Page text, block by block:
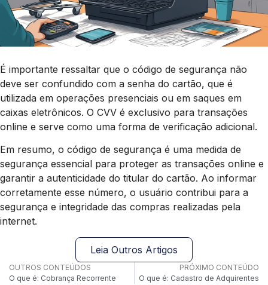
É importante ressaltar que o código de segurança não
deve ser confundido com a senha do cartão, que é
utilizada em operações presenciais ou em saques em
caixas eletrônicos. O CVV é exclusivo para transações
online e serve como uma forma de verificação adicional.
Em resumo, o código de segurança é uma medida de
segurança essencial para proteger as transações online e
garantir a autenticidade do titular do cartão. Ao informar
corretamente esse número, o usuário contribui para a
segurança e integridade das compras realizadas pela
internet.
Leia Outros Artigos
OUTROS CONTEÚDOS
O que é: Cobrança Recorrente
PRÓXIMO CONTEÚDO
O que é: Cadastro de Adquirentes